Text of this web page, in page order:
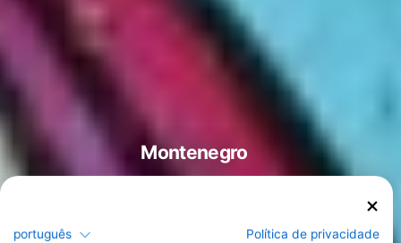
Montenegro
português Política de privacidade